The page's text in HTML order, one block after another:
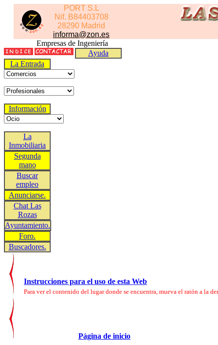
PORT S.L
Nif. B84403708
28290 Madrid
informa@zon.es
Empresas de Ingeniería
Ayuda
La Entrada
Información
La
Inmobiliaria
Segunda
mano
Buscar
empleo
Anunciarse.
Chat Las
Rozas
Ayuntamiento.
Foro.
Buscadores.
Instrucciones para el uso de esta Web
Para ver el contenido del lugar donde se encuentra, mueva el ratón a la
Página de inicio